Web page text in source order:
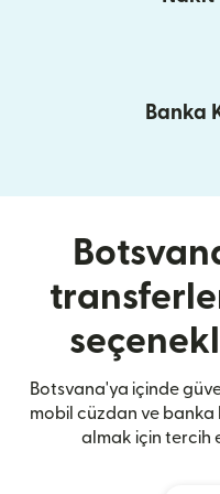
Banka
Botsvana'ya içinde
mobil cüzdan ve banka
almak için tercih